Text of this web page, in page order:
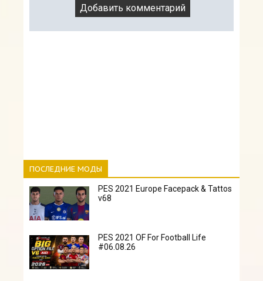
ПОСЛЕДНИЕ МОДЫ
PES 2021 Europe Facepack & Tattos
v68
PES 2021 OF For Football Life
#06.08.26